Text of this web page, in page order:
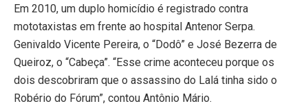
Em 2010, um duplo homicídio é registrado contra
mototaxistas em frente ao hospital Antenor Serpa.
Genivaldo Vicente Pereira, o “Dodô” e José Bezerra de
Queiroz, o “Cabeça”. “Esse crime aconteceu porque os
dois descobriram que o assassino do Lalá tinha sido o
Robério do Fórum”, contou Antônio Mário.